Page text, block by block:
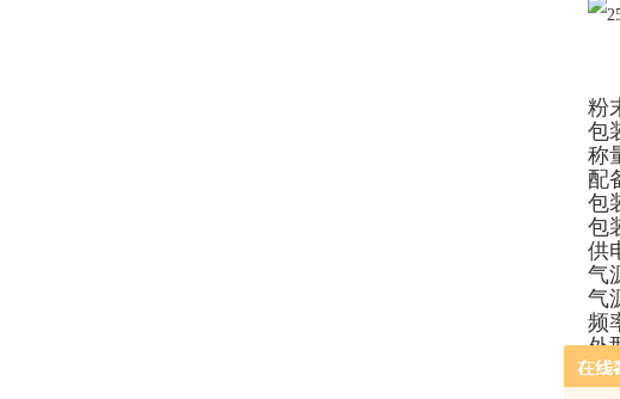
粉
包
称
配
包
包
供
气
气
频
外